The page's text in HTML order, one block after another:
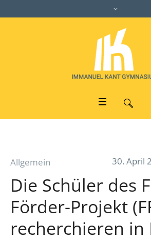
30. April
Allgemein
Die Schüler des
Förder-Projekt
recherchieren